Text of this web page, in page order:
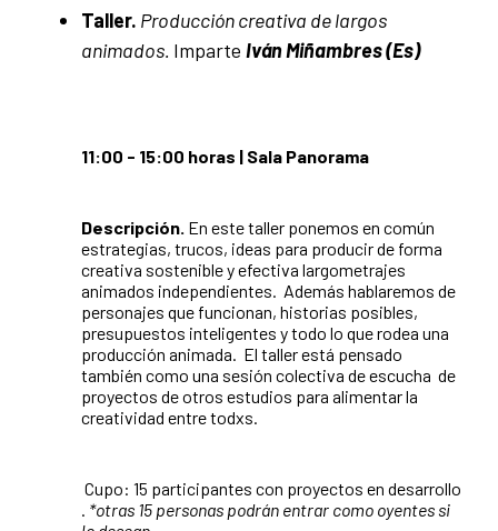
Taller. Producción creativa de largos
animados. Imparte Iván Miñambres(Es)
11:00 - 15:00 horas | Sala Panorama
Descripción. En este taller ponemos en común
estrategias, trucos, ideas para producir de forma
creativa sostenible y efectiva largometrajes
animados independientes. Además hablaremos de
personajes que funcionan, historias posibles,
presupuestos inteligentes y todo lo que rodea una
producción animada. El taller está pensado
también como una sesión colectiva de escucha de
proyectos de otros estudios para alimentar la
creatividad entre todxs.
Cupo: 15 participantes con proyectos en desarrollo
. *otras 15 personas podrán entrar como oyentes si